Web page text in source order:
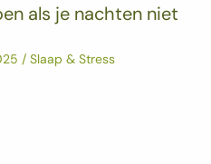
als je nachten niet
/ Slaap & Stress